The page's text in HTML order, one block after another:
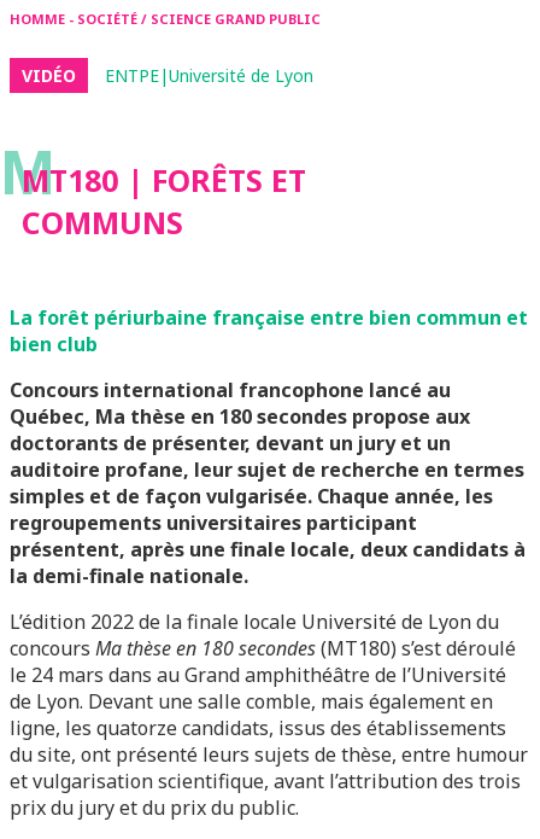
HOMME - SOCIÉTÉ / SCIENCE GRAND PUBLIC
VIDÉO ENTPE|Université de Lyon
M
MT180 | FORÊTS ET
COMMUNS
La forêt périurbaine française entre bien commun et
bien club
Concours international francophone lancé au
Québec, Ma thèse en 180 secondes propose aux
doctorants de présenter, devant un jury et un
auditoire profane, leur sujet de recherche en termes
simples et de façon vulgarisée. Chaque année, les
regroupements universitaires participant
présentent, après une finale locale, deux candidats à
la demi-finale nationale.
L’édition 2022 de la finale locale Université de Lyon du
concours Ma thèse en 180 secondes(MT180) s’est déroulé
le 24 mars dans au Grand amphithéâtre de l’Université
de Lyon. Devant une salle comble, mais également en
ligne, les quatorze candidats, issus des établissements
du site, ont présenté leurs sujets de thèse, entre humour
et vulgarisation scientifique, avant l’attribution des trois
prix du jury et du prix du public.